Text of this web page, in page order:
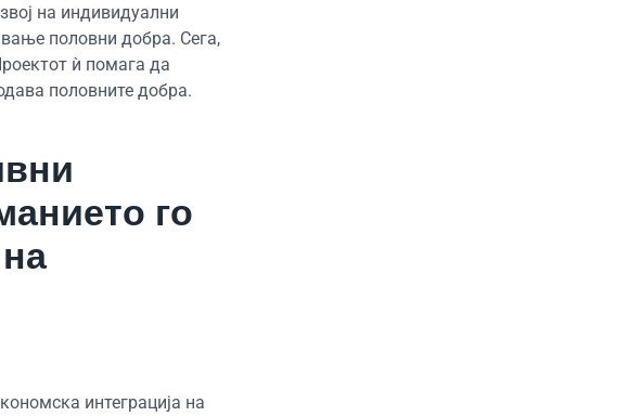
на индивидуални
половни добра. Сега,
ѝ помага да
половните добра.
го
интеграција на